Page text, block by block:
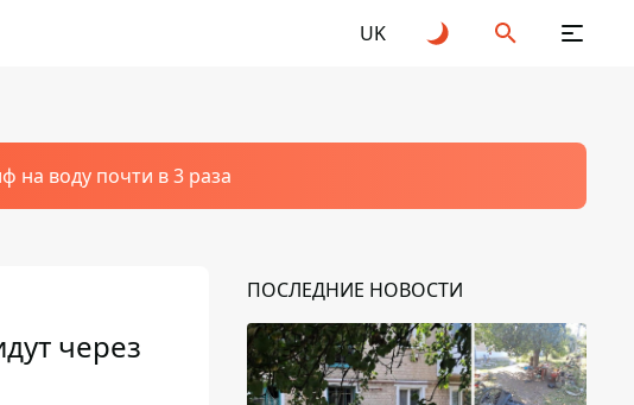
UK
на воду почти в 3 раза
через
ПОСЛЕДНИЕ НОВОСТИ